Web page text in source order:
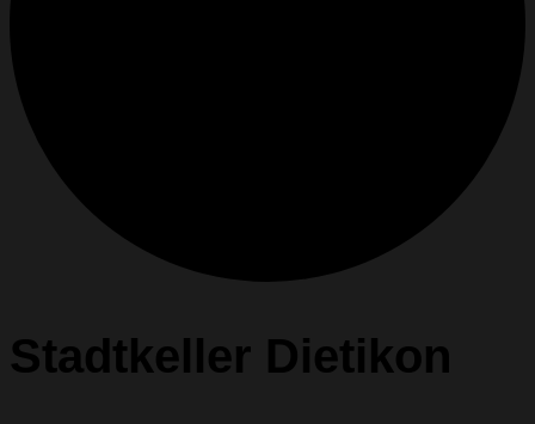
Stadtkeller Dietikon